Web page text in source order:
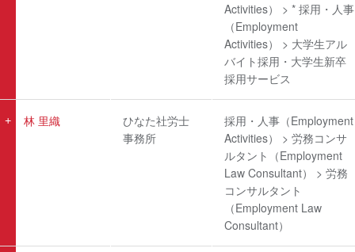
Activities） > * 採用・人事
（Employment
Activities） > 大学生アル
バイト採用・大学生新卒
採用サービス
林 里織
ひなた社労士
事務所
採用・人事（Employment
Activities） > 労務コンサ
ルタント（Employment
Law Consultant） > 労務
コンサルタント
（Employment Law
Consultant）